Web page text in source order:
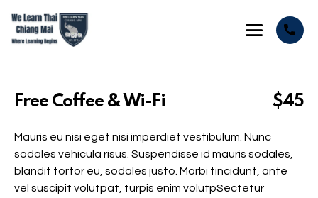
Free Coffee & Wi-Fi $45
Mauris eu nisi eget nisi imperdiet vestibulum. Nunc
sodales vehicula risus. Suspendisse id mauris sodales,
blandit tortor eu, sodales justo. Morbi tincidunt, ante
vel suscipit volutpat, turpis enim volutpSectetur